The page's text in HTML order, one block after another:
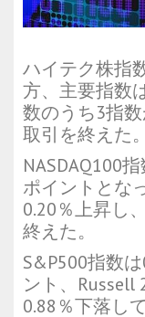
ハイテク株指
方、主要指数
数のうち3指
取引を終えた。
NASDAQ100
ポイントとな
0.20％上昇し
終えた。
S&P500指数
ント、Russell
0.88％下落し